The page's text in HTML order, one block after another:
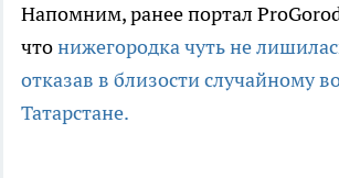
Напомним, ранее портал
чтонижегородка чуть не
отказав в близости случайному
Татарстане.